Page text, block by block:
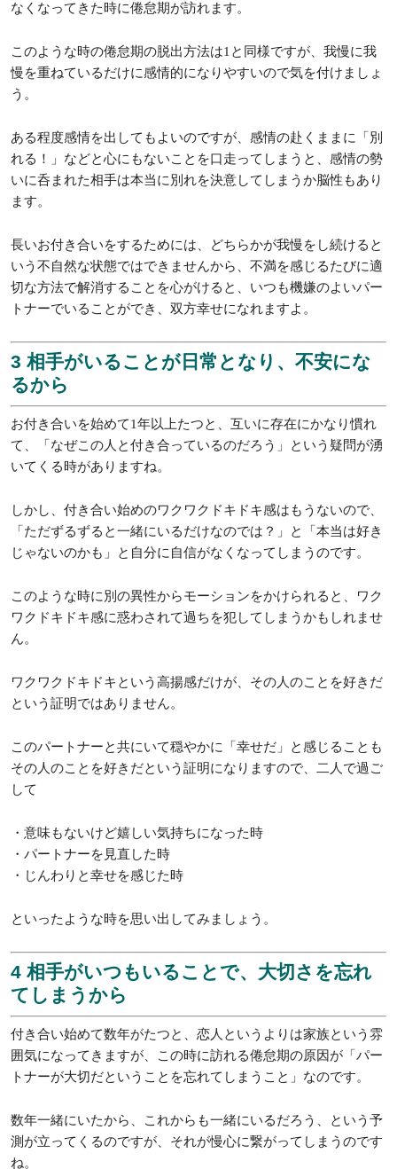
なくなってきた時に倦怠期が訪れます。
このような時の倦怠期の脱出方法は1と同様ですが、我慢に我
慢を重ねているだけに感情的になりやすいので気を付けましょ
う。
ある程度感情を出してもよいのですが、感情の赴くままに「別
れる！」などと心にもないことを口走ってしまうと、感情の勢
いに呑まれた相手は本当に別れを決意してしまうか脳性もあり
ます。
長いお付き合いをするためには、どちらかが我慢をし続けると
いう不自然な状態ではできませんから、不満を感じるたびに適
切な方法で解消することを心がけると、いつも機嫌のよいパー
トナーでいることができ、双方幸せになれますよ。
3 相手がいることが日常となり、不安にな
るから
お付き合いを始めて1年以上たつと、互いに存在にかなり慣れ
て、「なぜこの人と付き合っているのだろう」という疑問が湧
いてくる時がありますね。
しかし、付き合い始めのワクワクドキドキ感はもうないので、
「ただずるずると一緒にいるだけなのでは？」と「本当は好き
じゃないのかも」と自分に自信がなくなってしまうのです。
このような時に別の異性からモーションをかけられると、ワク
ワクドキドキ感に惑わされて過ちを犯してしまうかもしれませ
ん。
ワクワクドキドキという高揚感だけが、その人のことを好きだ
という証明ではありません。
このパートナーと共にいて穏やかに「幸せだ」と感じることも
その人のことを好きだという証明になりますので、二人で過ご
して
・意味もないけど嬉しい気持ちになった時
・パートナーを見直した時
・じんわりと幸せを感じた時
といったような時を思い出してみましょう。
4 相手がいつもいることで、大切さを忘れ
てしまうから
付き合い始めて数年がたつと、恋人というよりは家族という雰
囲気になってきますが、この時に訪れる倦怠期の原因が「パー
トナーが大切だということを忘れてしまうこと」なのです。
数年一緒にいたから、これからも一緒にいるだろう、という予
測が立ってくるのですが、それが慢心に繋がってしまうのです
ね。